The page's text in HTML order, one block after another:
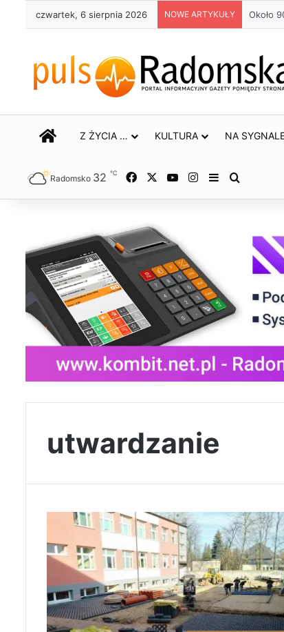
czwartek, 6 sierpnia 2026 NOWE ARTYKUŁY Około
STRONA GŁÓWNA
Z ŻYCIA … KULTURA NA
Radomsko 32 ℃ Facebook YouTubeInstagram
Sidebar
utwardzanie